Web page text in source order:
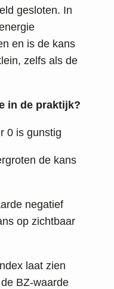
gesloten. In
en is de kans
zelfs als de
in de praktijk?
0 is gunstig
de kans
negatief
op zichtbaar
laat zien
BZ-waarde